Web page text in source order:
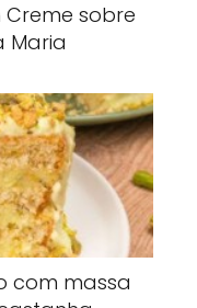
sobre
Maria
com massa